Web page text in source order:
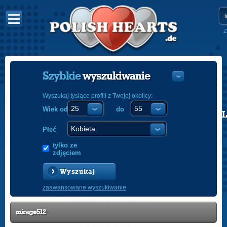
POLISH
Szybkiewyszukiwanie
Wyszukaj tysiące profili z Twojej okolicy:
Wiek od do
Płeć
tylko ze
zdjęciem
Wyszukaj
zaawansowane wyszukiwanie
mirage512